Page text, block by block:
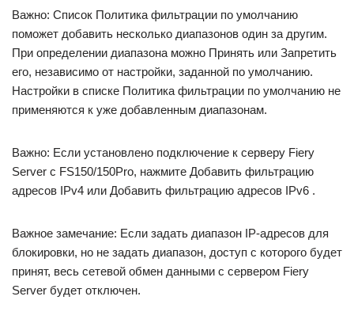
Важно: Список Политика фильтрации по умолчанию
поможет добавить несколько диапазонов один за другим.
При определении диапазона можно Принять или Запретить
его, независимо от настройки, заданной по умолчанию.
Настройки в списке Политика фильтрации по умолчанию не
применяются к уже добавленным диапазонам.
Важно: Если установлено подключение к серверу Fiery
Server с FS150/150Pro, нажмите Добавить фильтрацию
адресов IPv4 или Добавить фильтрацию адресов IPv6 .
Важное замечание: Если задать диапазон IP-адресов для
блокировки, но не задать диапазон, доступ с которого будет
принят, весь сетевой обмен данными с сервером Fiery
Server будет отключен.